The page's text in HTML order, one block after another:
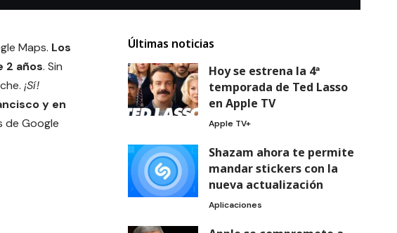
Maps. Los
2 años. Sin
¡Sí!
y en
de Google
Últimas noticias
Hoy se estrena la 4ª
temporada de Ted Lasso
en Apple TV
Apple TV+
Shazam ahora te permite
mandar stickers con la
nueva actualización
Aplicaciones